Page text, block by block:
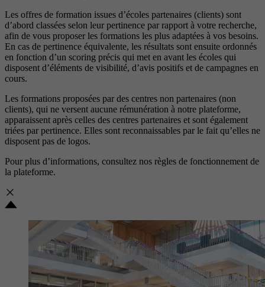
Les offres de formation issues d’écoles partenaires (clients) sont
d’abord classées selon leur pertinence par rapport à votre recherche,
afin de vous proposer les formations les plus adaptées à vos besoins.
En cas de pertinence équivalente, les résultats sont ensuite ordonnés
en fonction d’un scoring précis qui met en avant les écoles qui
disposent d’éléments de visibilité, d’avis positifs et de campagnes en
cours.
Les formations proposées par des centres non partenaires (non
clients), qui ne versent aucune rémunération à notre plateforme,
apparaissent après celles des centres partenaires et sont également
triées par pertinence. Elles sont reconnaissables par le fait qu’elles ne
disposent pas de logos.
Pour plus d’informations, consultez nos règles de fonctionnement de
la plateforme.